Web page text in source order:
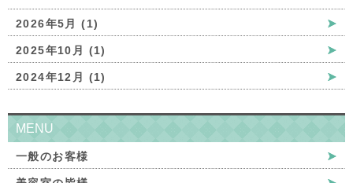
2026年5月 (1)
2025年10月 (1)
2024年12月 (1)
MENU
一般のお客様